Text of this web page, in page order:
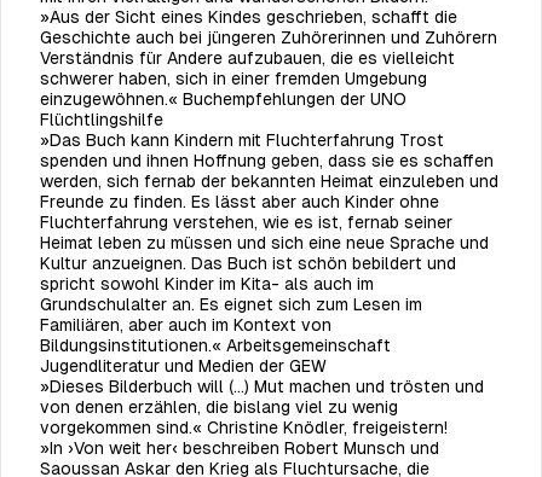
»Aus der Sicht eines Kindes geschrieben, schafft die
Geschichte auch bei jüngeren Zuhörerinnen und Zuhörern
Verständnis für Andere aufzubauen, die es vielleicht
schwerer haben, sich in einer fremden Umgebung
einzugewöhnen.« Buchempfehlungen der UNO
Flüchtlingshilfe
»Das Buch kann Kindern mit Fluchterfahrung Trost
spenden und ihnen Hoffnung geben, dass sie es schaffen
werden, sich fernab der bekannten Heimat einzuleben und
Freunde zu finden. Es lässt aber auch Kinder ohne
Fluchterfahrung verstehen, wie es ist, fernab seiner
Heimat leben zu müssen und sich eine neue Sprache und
Kultur anzueignen. Das Buch ist schön bebildert und
spricht sowohl Kinder im Kita- als auch im
Grundschulalter an. Es eignet sich zum Lesen im
Familiären, aber auch im Kontext von
Bildungsinstitutionen.« Arbeitsgemeinschaft
Jugendliteratur und Medien der GEW
»Dieses Bilderbuch will (…) Mut machen und trösten und
von denen erzählen, die bislang viel zu wenig
vorgekommen sind.« Christine Knödler, freigeistern!
»In ›Von weit her‹ beschreiben Robert Munsch und
Saoussan Askar den Krieg als Fluchtursache, die